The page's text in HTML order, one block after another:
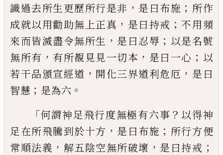
識過去所生更歷所行是非 ， 是曰布施 ； 所作
成就以用勸助無上正真 ， 是曰持戒 ； 不用頻
來而皆滅盡令無所生 ， 是曰忍辱 ； 以是名號
無所有 ， 有所覩 見見一切本 ， 是曰一心 ； 以
若干品頒宣經道 ， 開化三界道利危厄 ， 是曰
智慧 ； 是為六 。
「何謂神足飛行度無極有六事 ？ 以得神
足在所飛騰到於十方 ， 是曰布施 ； 所行方便
常順法義 ， 解五陰空無所破壞 ， 是曰持戒 ；